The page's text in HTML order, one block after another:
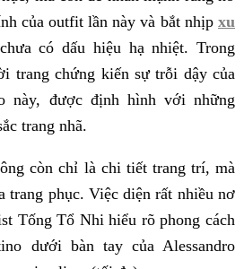
của outfit lần này và bắt nhịp xu
có dấu hiệu hạ nhiệt. Trong
trang chứng kiến sự trỗi dậy của
này, được định hình với những
trang nhã.
còn chỉ là chi tiết trang trí, mà
trang phục. Việc diện rất nhiều nơ
Tống Tổ Nhi hiểu rõ phong cách
dưới bàn tay của Alessandro